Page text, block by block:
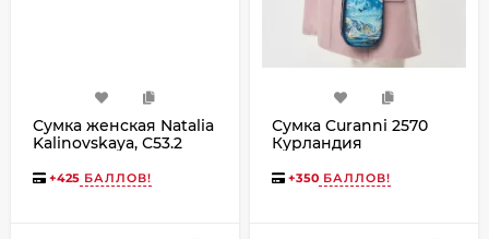
Сумка женская Natalia
Kalinovskaya, С53.2
+425 БАЛЛОВ!
Сумка Curanni 2570
Курландия
+350 БАЛЛОВ!